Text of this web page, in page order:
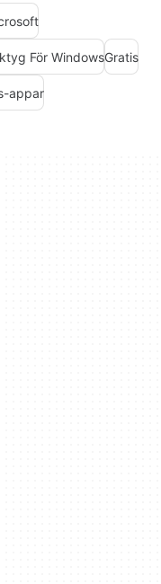
För WindowsGratis
appar